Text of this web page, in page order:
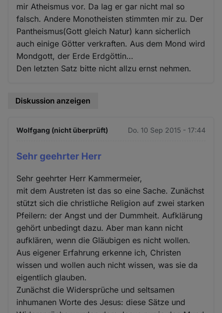
mir Atheismus vor. Da lag er gar nicht mal so
falsch. Andere Monotheisten stimmten mir zu. Der
Pantheismus(Gott gleich Natur) kann sicherlich
auch einige Götter verkraften. Aus dem Mond wird
Mondgott, der Erde Erdgöttin…
Den letzten Satz bitte nicht allzu ernst nehmen.
Diskussion anzeigen
Wolfgang (nicht überprüft) Do. 10 Sep 2015 - 17:44
Sehr geehrter Herr
Sehr geehrter Herr Kammermeier,
mit dem Austreten ist das so eine Sache. Zunächst
stützt sich die christliche Religion auf zwei starken
Pfeilern: der Angst und der Dummheit. Aufklärung
gehört unbedingt dazu. Aber man kann nicht
aufklären, wenn die Gläubigen es nicht wollen.
Aus eigener Erfahrung erkenne ich, Christen
wissen und wollen auch nicht wissen, was sie da
eigentlich glauben.
Zunächst die Widersprüche und seltsamen
inhumanen Worte des Jesus: diese Sätze und